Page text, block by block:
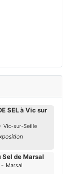
SEL à Vic sur
Vic-sur-Seille
Sel de Marsal
- Marsal